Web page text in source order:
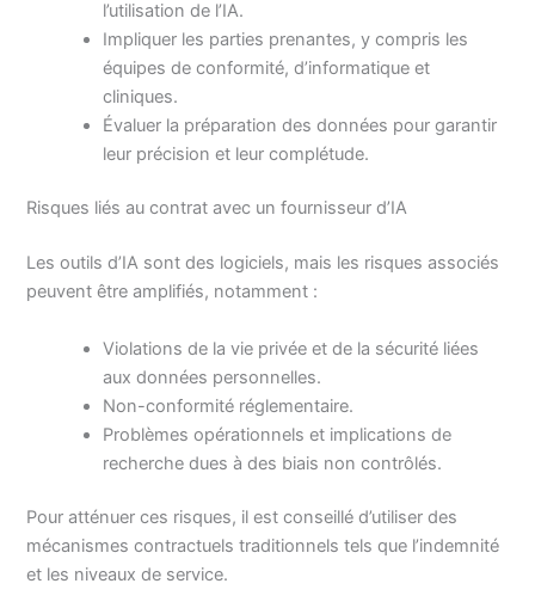
l’utilisation de l’IA.
Impliquer les parties prenantes, y compris les
équipes de conformité, d’informatique et
cliniques.
Évaluer la préparation des données pour garantir
leur précision et leur complétude.
Risques liés au contrat avec un fournisseur d’IA
Les outils d’IA sont des logiciels, mais les risques associés
peuvent être amplifiés, notamment :
Violations de la vie privée et de la sécurité liées
aux données personnelles.
Non-conformité réglementaire.
Problèmes opérationnels et implications de
recherche dues à des biais non contrôlés.
Pour atténuer ces risques, il est conseillé d’utiliser des
mécanismes contractuels traditionnels tels que l’indemnité
et les niveaux de service.